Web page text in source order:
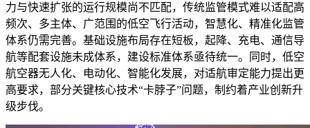
力与快速扩张的运行规模尚不匹配，传统监管模式难以适配高
频次、多主体、广范围的低空飞行活动，智慧化、精准化监管
体系仍需完善。基础设施布局存在短板，起降、充电、通信导
航等配套设施未成体系，建设标准体系亟待统一。同时，低空
航空器无人化、电动化、智能化发展，对适航审定能力提出更
高要求，部分关键核心技术“卡脖子”问题，制约着产业创新升
级步伐。